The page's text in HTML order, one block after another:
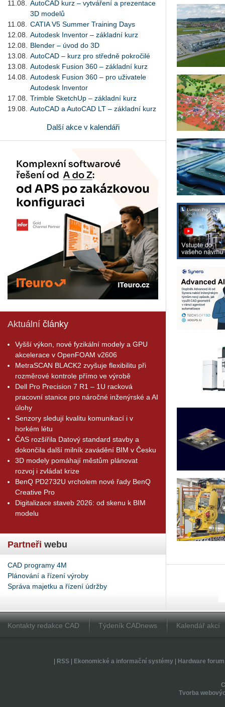
11.08.
AutoCAD kurz – vytváření a prezentace
3D modelů
11.08.
CATIA V5 Summer Training Days
12.08.
Autodesk Inventor – základní kurz
12.08.
Blender – úvod do 3D
13.08.
AutoCAD – kurz pro středně pokročilé
13.08.
Autodesk Fusion 360 – základní kurz
14.08.
Autodesk Fusion 360 – pro uživatele
Autodesk Inventor
17.08.
Trimble SketchUp – základní kurz
19.08.
AutoCAD a AutoCAD LT – základní kurz
Další akce v kalendáři
Aktuální články
Vyšší výkon, nové fyzikální modely a GPU
akcelerace v OpenFOAM v2606
MetraSCAN BLACK2 zvyšuje flexibilitu při
rozměrové kontrole přímo ve výrobě
Dell Pro Precision 7 R1 – 1U racková
pracovní stanice pro náročné inženýrské a AI
úlohy
Senzory sledují kvalitu komunikací i v
horkém létu
ČAS rozšířila Datový standard stavby a
dokončila další milník zavádění BIM v Česku
3D modely pomáhají městům plánovat
rozvoj i zvládat krize
BenQ PD2732U vrcholem nové řady BenQ
Creative Pro
Digitalizace staveb 2026: od skenu k BIM
modelu
Partneři webu
CAD programy 4M
Plánování a řízení výroby
Správa majetku a řízení údržby
Kontakty redakce CAD Týdeník CADnews Kalendář akcí
RSS| Ekonomické a informační systémy| Hardware forum
Tvorba